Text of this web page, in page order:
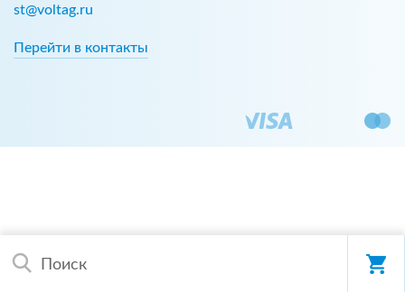
st@voltag.ru
Перейти в контакты